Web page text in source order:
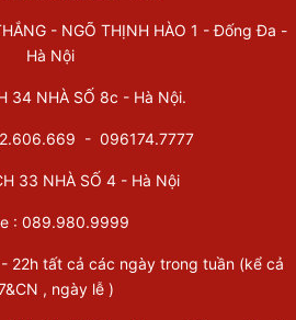
- NGÕ THỊNH HÀO 1 - Đống Đa -
Hà Nội
34 NHÀ SỐ 8c - Hà Nội.
- 096174.7777
33 NHÀ SỐ 4 - Hà Nội
: 089.980.9999
22h tất cả các ngày trong tuần (kể cả
, ngày lễ )